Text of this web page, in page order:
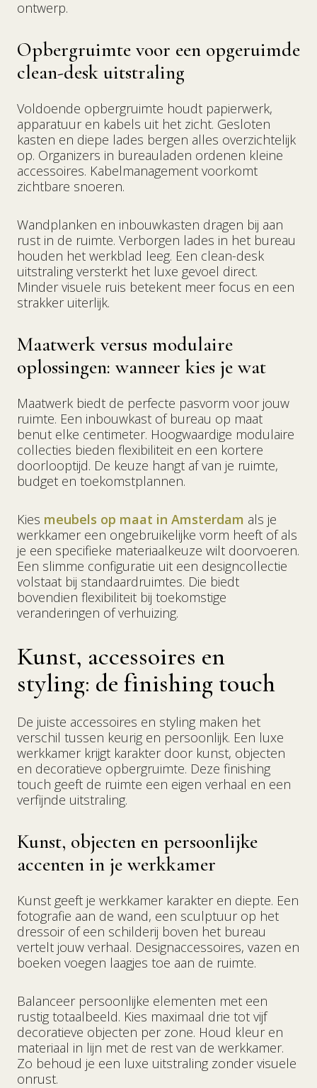
ontwerp.
Opbergruimte voor een opgeruimde
clean-desk uitstraling
Voldoende opbergruimte houdt papierwerk,
apparatuur en kabels uit het zicht. Gesloten
kasten en diepe lades bergen alles overzichtelijk
op. Organizers in bureauladen ordenen kleine
accessoires. Kabelmanagement voorkomt
zichtbare snoeren.
Wandplanken en inbouwkasten dragen bij aan
rust in de ruimte. Verborgen lades in het bureau
houden het werkblad leeg. Een clean-desk
uitstraling versterkt het luxe gevoel direct.
Minder visuele ruis betekent meer focus en een
strakker uiterlijk.
Maatwerk versus modulaire
oplossingen: wanneer kies je wat
Maatwerk biedt de perfecte pasvorm voor jouw
ruimte. Een inbouwkast of bureau op maat
benut elke centimeter. Hoogwaardige modulaire
collecties bieden flexibiliteit en een kortere
doorlooptijd. De keuze hangt af van je ruimte,
budget en toekomstplannen.
Kies meubels op maat in Amsterdam als je
werkkamer een ongebruikelijke vorm heeft of als
je een specifieke materiaalkeuze wilt doorvoeren.
Een slimme configuratie uit een designcollectie
volstaat bij standaardruimtes. Die biedt
bovendien flexibiliteit bij toekomstige
veranderingen of verhuizing.
Kunst, accessoires en
styling: de finishing touch
De juiste accessoires en styling maken het
verschil tussen keurig en persoonlijk. Een luxe
werkkamer krijgt karakter door kunst, objecten
en decoratieve opbergruimte. Deze finishing
touch geeft de ruimte een eigen verhaal en een
verfijnde uitstraling.
Kunst, objecten en persoonlijke
accenten in je werkkamer
Kunst geeft je werkkamer karakter en diepte. Een
fotografie aan de wand, een sculptuur op het
dressoir of een schilderij boven het bureau
vertelt jouw verhaal. Designaccessoires, vazen en
boeken voegen laagjes toe aan de ruimte.
Balanceer persoonlijke elementen met een
rustig totaalbeeld. Kies maximaal drie tot vijf
decoratieve objecten per zone. Houd kleur en
materiaal in lijn met de rest van de werkkamer.
Zo behoud je een luxe uitstraling zonder visuele
onrust.